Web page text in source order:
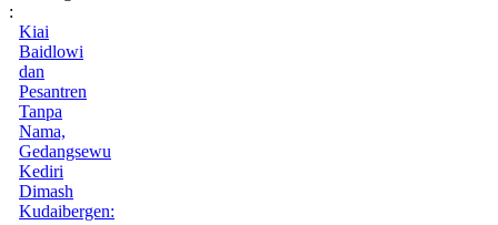
:
Kiai
Baidlowi
dan
Pesantren
Tanpa
Nama,
Gedangsewu
Kediri
Dimash
Kudaibergen: